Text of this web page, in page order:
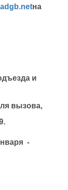
на
и
вызова,
-